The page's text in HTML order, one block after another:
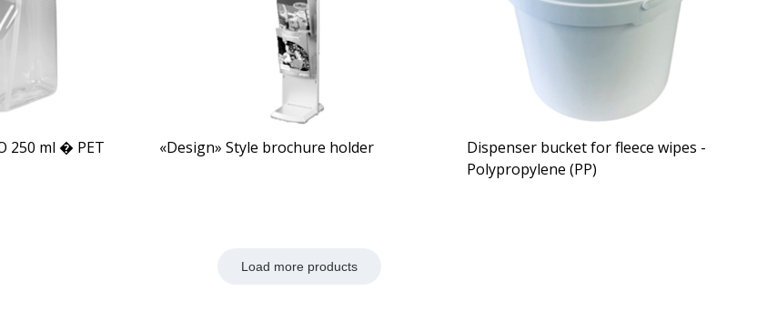
250 ml � PET «Design» Style brochure holder
Dispenser bucket for fleece wipes -
Polypropylene (PP)
Load more products